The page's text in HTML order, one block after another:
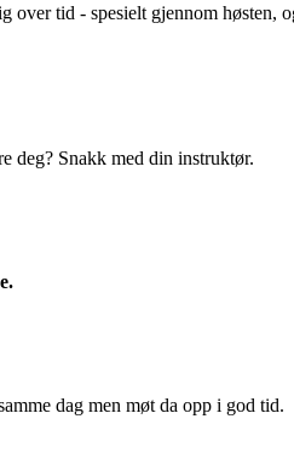
over tid - spesielt gjennom høsten,
deg? Snakk med din instruktør.
dag men møt da opp i god tid.